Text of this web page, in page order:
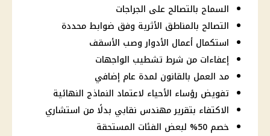
السماح بالتصالح على الجراجات
التصالح بالمناطق الأثرية وفق ضوابط محددة
استكمال أعمال الأدوار وصب الأسقف
إعفاءات من شرط تشطيب الواجهات
مد العمل بالقانون لمدة عام إضافي
تفويض رؤساء الأحياء لاعتماد النماذج النهائية
الاكتفاء بتقرير مهندس نقابي بدلًا من استشاري
خصم 50% لبعض الفئات المستحقة